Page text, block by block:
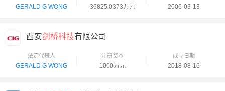
GERALD G WONG 36825.0373万元 2006-03-13
西安剑桥科技有限公司
法定代表人
GERALD G WONG
注册资本
1000万元
成立日期
2018-08-16